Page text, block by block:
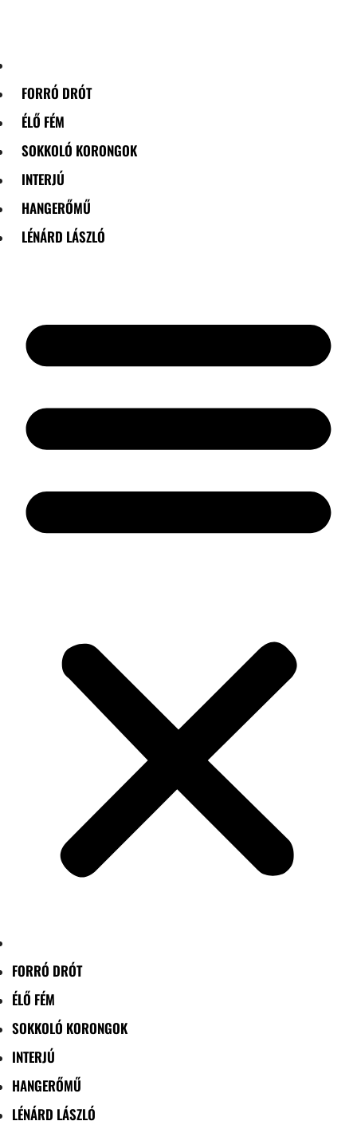
FORRÓ DRÓT
ÉLŐ FÉM
SOKKOLÓ KORONGOK
INTERJÚ
HANGERŐMŰ
LÉNÁRD LÁSZLÓ
FORRÓ DRÓT
ÉLŐ FÉM
SOKKOLÓ KORONGOK
INTERJÚ
HANGERŐMŰ
LÉNÁRD LÁSZLÓ